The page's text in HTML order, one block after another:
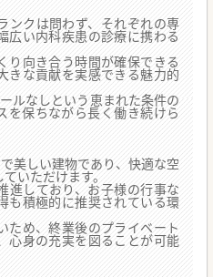
クは問わず、それぞれの専
広い内科疾患の診療に携わる
向き合う時間が確保できる
きな貢献を実感できる魅力的
ルなしという恵まれた条件の
を保ちながら長く働き続けら
美しい建物であり、快適な空
いただけます。
しており、お子様の行事な
も積極的に推奨されている環
め、終業後のプライベート
心身の充実を図ることが可能